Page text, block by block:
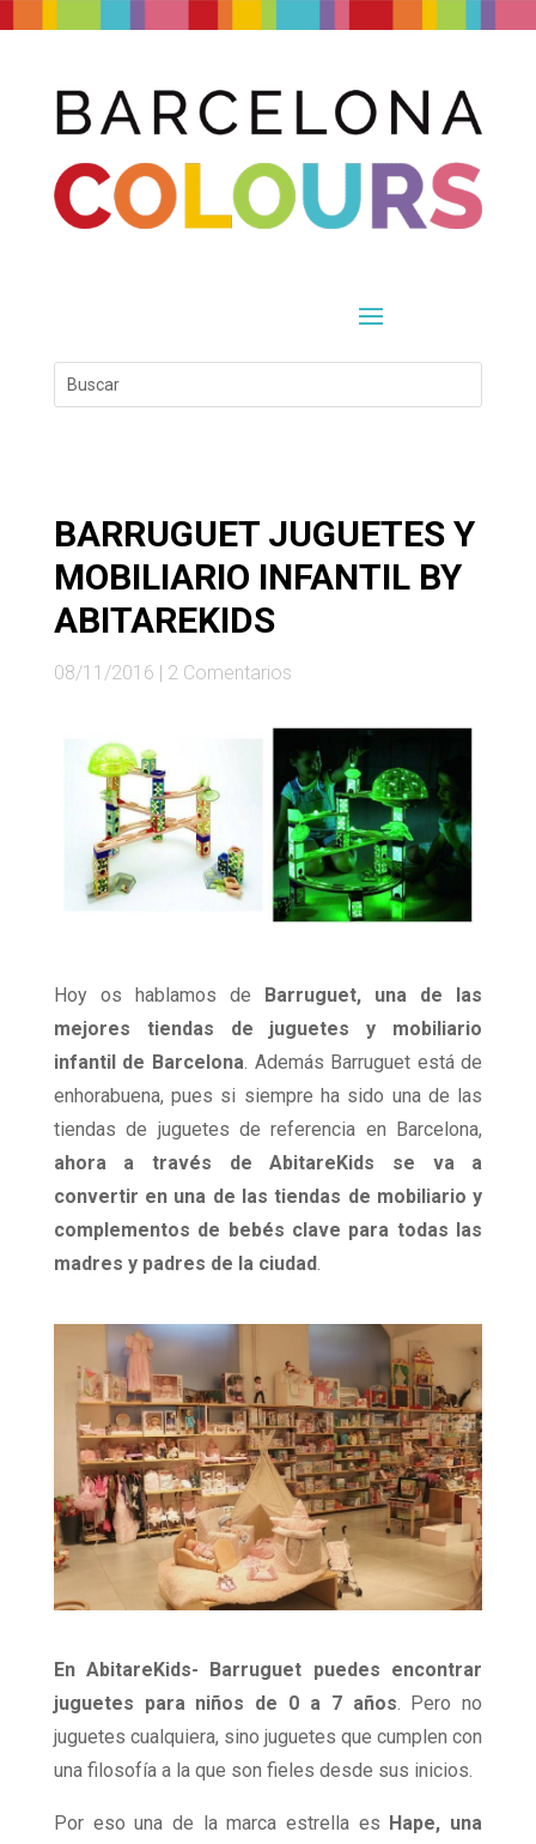
BARRUGUET JUGUETES Y
MOBILIARIO INFANTIL BY
ABITAREKIDS
08/11/2016 2 Comentarios
Hoy os hablamos de
Barruguet, una de las
mejores tiendas de juguetes y mobiliario
infantil de Barcelona. Además Barruguet está de
enhorabuena, pues si siempre ha sido una de las
tiendas de juguetes de referencia en Barcelona,
ahora a través de AbitareKids se va a
convertir en una de las tiendas de mobiliario y
complementos de bebés clave para todas las
madres y padres de la ciudad.
En AbitareKids- Barruguet puedes encontrar
juguetes para niños de 0 a 7 años. Pero no
juguetes cualquiera, sino juguetes que cumplen con
una filosofía a la que son fieles desde sus inicios.
Por eso una de la marca estrella es Hape, una